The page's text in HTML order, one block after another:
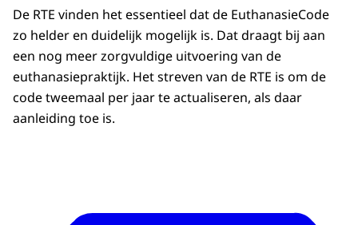
De RTE vinden het essentieel dat de EuthanasieCode
zo helder en duidelijk mogelijk is. Dat draagt bij aan
een nog meer zorgvuldige uitvoering van de
euthanasiepraktijk. Het streven van de RTE is om de
code tweemaal per jaar te actualiseren, als daar
aanleiding toe is.